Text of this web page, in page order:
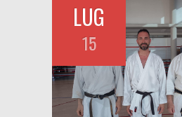
LUG
15